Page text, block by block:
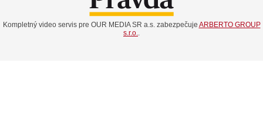
Kompletný video servis pre OUR MEDIA SR a.s. zabezpečuje ARBERTO GROUP
s.r.o..